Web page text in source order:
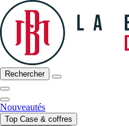
Rechercher
Nouveautés
Top Case & coffres